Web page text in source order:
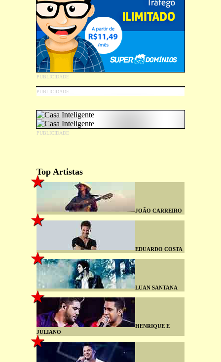
Top Artistas
JOÃO CARREIRO
EDUARDO COSTA
LUAN SANTANA
HENRIQUE E
JULIANO